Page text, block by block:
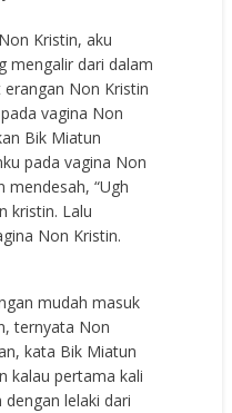
Kristin, aku
mengalir dari dalam
Non Kristin
vagina Non
Bik Miatun
pada vagina Non
mendesah, “Ugh
kristin. Lalu
Non Kristin.
mudah masuk
ternyata Non
kata Bik Miatun
kalau pertama kali
lelaki dari